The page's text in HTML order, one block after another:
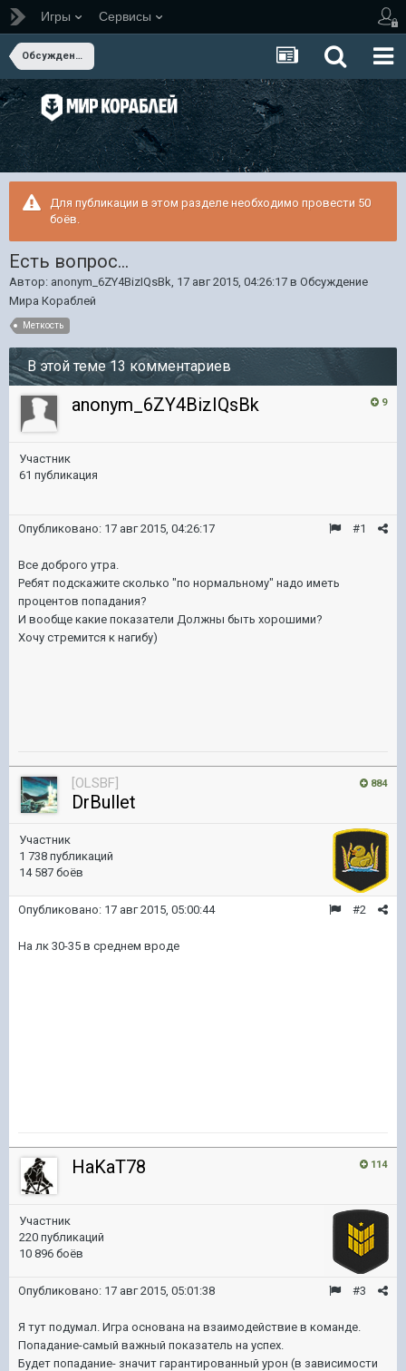
Игры Сервисы
Обсуждение Мира Кораблей
Для публикации в этом разделе необходимо провести 50
боёв.
Есть вопрос...
Автор: anonym_6ZY4BizIQsBk, 17 авг 2015, 04:26:17 в Обсуждение
Мира Кораблей
Меткость
В этой теме 13 комментариев
9
anonym_6ZY4BizIQsBk
Участник
61 публикация
#1
Опубликовано: 17 авг 2015, 04:26:17
Все доброго утра.
Ребят подскажите сколько "по нормальному" надо иметь
процентов попадания?
И вообще какие показатели Должны быть хорошими?
Хочу стремится к нагибу)
884
[OLSBF]
DrBullet
Участник
1 738 публикаций
14 587 боёв
#2
Опубликовано: 17 авг 2015, 05:00:44
На лк 30-35 в среднем вроде
114
HaKaT78
Участник
220 публикаций
10 896 боёв
#3
Опубликовано: 17 авг 2015, 05:01:38
Я тут подумал. Игра основана на взаимодействие в команде.
Попадание-самый важный показатель на успех.
Будет попадание- значит гарантированный урон (в зависимости